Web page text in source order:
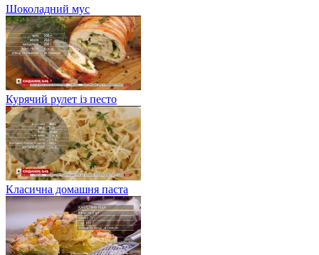
Шоколадний мус
Курячий рулет із песто
Класична домашня паста